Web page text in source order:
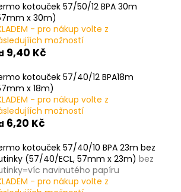
kotouček 57/50/12 BPA 30m
x 30m)
- pro nákup volte z
možností
9,40 Kč
kotouček 57/40/12 BPA18m
x 18m)
- pro nákup volte z
možností
6,20 Kč
kotouček 57/40/10 BPA 23m bez
(57/40/ECL, 57mm x 23m) bez
navinutého papíru
- pro nákup volte z